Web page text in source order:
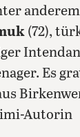
(72),
Es
Autorin